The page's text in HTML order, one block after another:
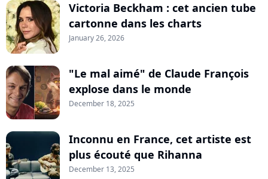
Victoria Beckham : cet ancien tube
cartonne dans les charts
January 26, 2026
"Le mal aimé" de Claude François
explose dans le monde
December 18, 2025
Inconnu en France, cet artiste est
plus écouté que Rihanna
December 13, 2025